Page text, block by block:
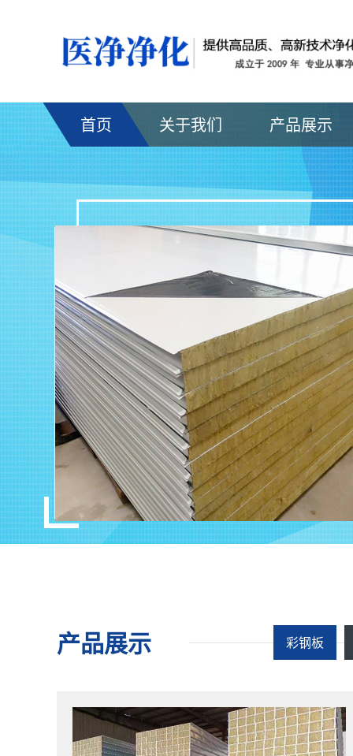
首页 关于我们 产品展示
产品展示 彩钢板